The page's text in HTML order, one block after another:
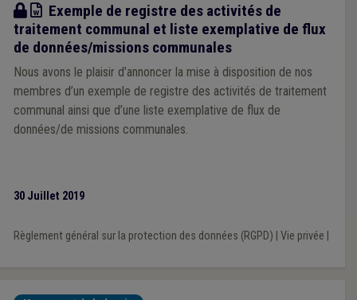
Modèle
Exemple de registre des activités de
traitement communal et liste exemplative de flux
de données/missions communales
Nous avons le plaisir d’annoncer la mise à disposition de nos
membres d’un exemple de registre des activités de traitement
communal ainsi que d’une liste exemplative de flux de
données/de missions communales.
30 Juillet 2019
Règlement général sur la protection des données (RGPD) Vie privée